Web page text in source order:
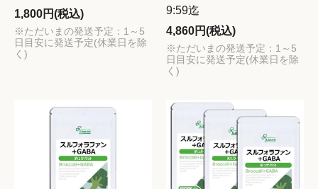
1,800円(税込)
※ただいまの発送予定：1～5
日目安に発送予定(休業日を除
く)
9:59迄
4,860円(税込)
※ただいまの発送予定：1～5
日目安に発送予定(休業日を除
く)